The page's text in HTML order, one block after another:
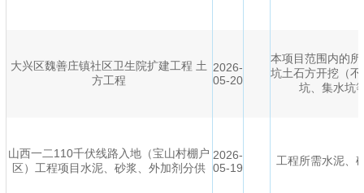
大兴区魏善庄镇社区卫生院扩建工程 土
方工程
2026-
05-20
本项目范围内的
坑土石方开挖（
坑、集水坑
山西一二110千伏线路入地（宝山村棚户
区）工程项目水泥、砂浆、外加剂分供
2026-
05-19
工程所需水泥、